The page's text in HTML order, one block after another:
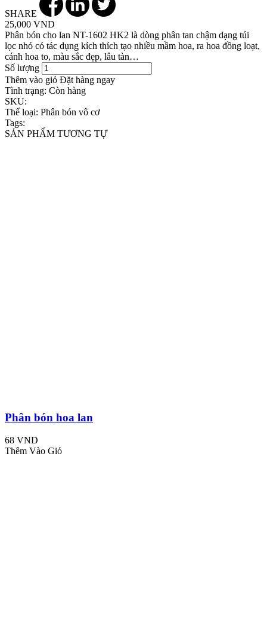
SHARE
25,000 VND
Phân bón cho lan NT-1602 HK2 là dòng phân tan chậm dạng túi
lọc nhỏ có tác dụng kích thích tạo nhiều mầm hoa, ra hoa đồng loạt,
cánh hoa to, màu sắc đẹp, lâu tàn…
Số lượng
Thêm vào giỏ Đặt hàng ngay
Tình trạng: Còn hàng
SKU:
Thể loại: Phân bón vô cơ
Tags:
SẢN PHẨM TƯƠNG TỰ
Phân bón hoa lan
68 VND
Thêm Vào Giỏ